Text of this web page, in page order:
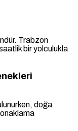
Trabzon
bir yolculukla
doğa